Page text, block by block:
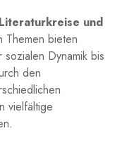
Literaturkreise ‍und
Themen bieten
Dynamik⁣ bis
den
vielfältige